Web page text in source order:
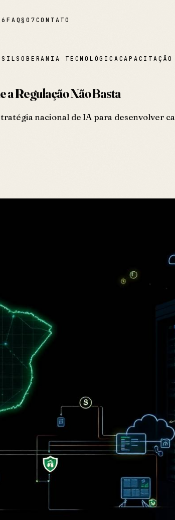
FAQ§07 CONTATO
SOBERANIA TECNOLÓGICA
a Regulação Não Basta
nacional de IA para desenvolver